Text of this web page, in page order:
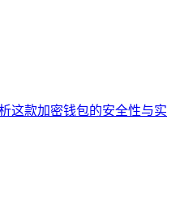
这款加密钱包的安全性与实